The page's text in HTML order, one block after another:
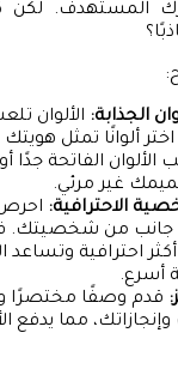
المستهدف.
الجذابة: الألوان
اختر ألوانًا تمثل
الفاتحة جدًا
غير مرئي.
الاحترافية: احرص
من شخصيتك.
احترافية وتساعد
أسرع.
قدم وصفًا مختصرًا
وإنجازاتك، مما